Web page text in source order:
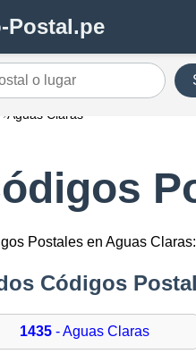
o lugar
Aguas Claras
Postales en Aguas
Códigos
1435- Aguas Claras